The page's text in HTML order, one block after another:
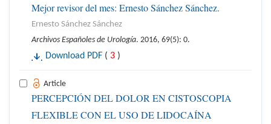
Mejor revisor del mes: Ernesto Sánchez Sánchez.
Ernesto Sánchez Sánchez
Archivos Españoles de Urología. 2016, 69(5): 0.
Download PDF ( 3 )
Article
PERCEPCIÓN DEL DOLOR EN CISTOSCOPIA
FLEXIBLE CON EL USO DE LIDOCAÍNA